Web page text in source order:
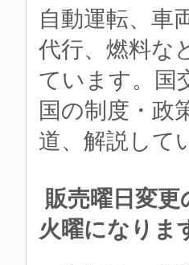
自動運転、車
代行、燃料な
ています。国
国の制度・政
道、解説して
販売曜日変
火曜になりま